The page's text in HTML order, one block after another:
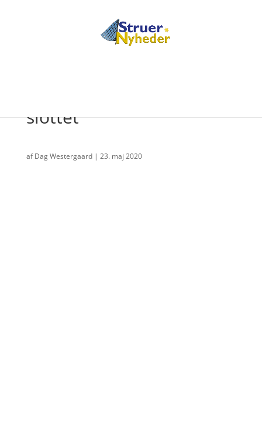
slottet
afDag Westergaard| 23. maj 2020